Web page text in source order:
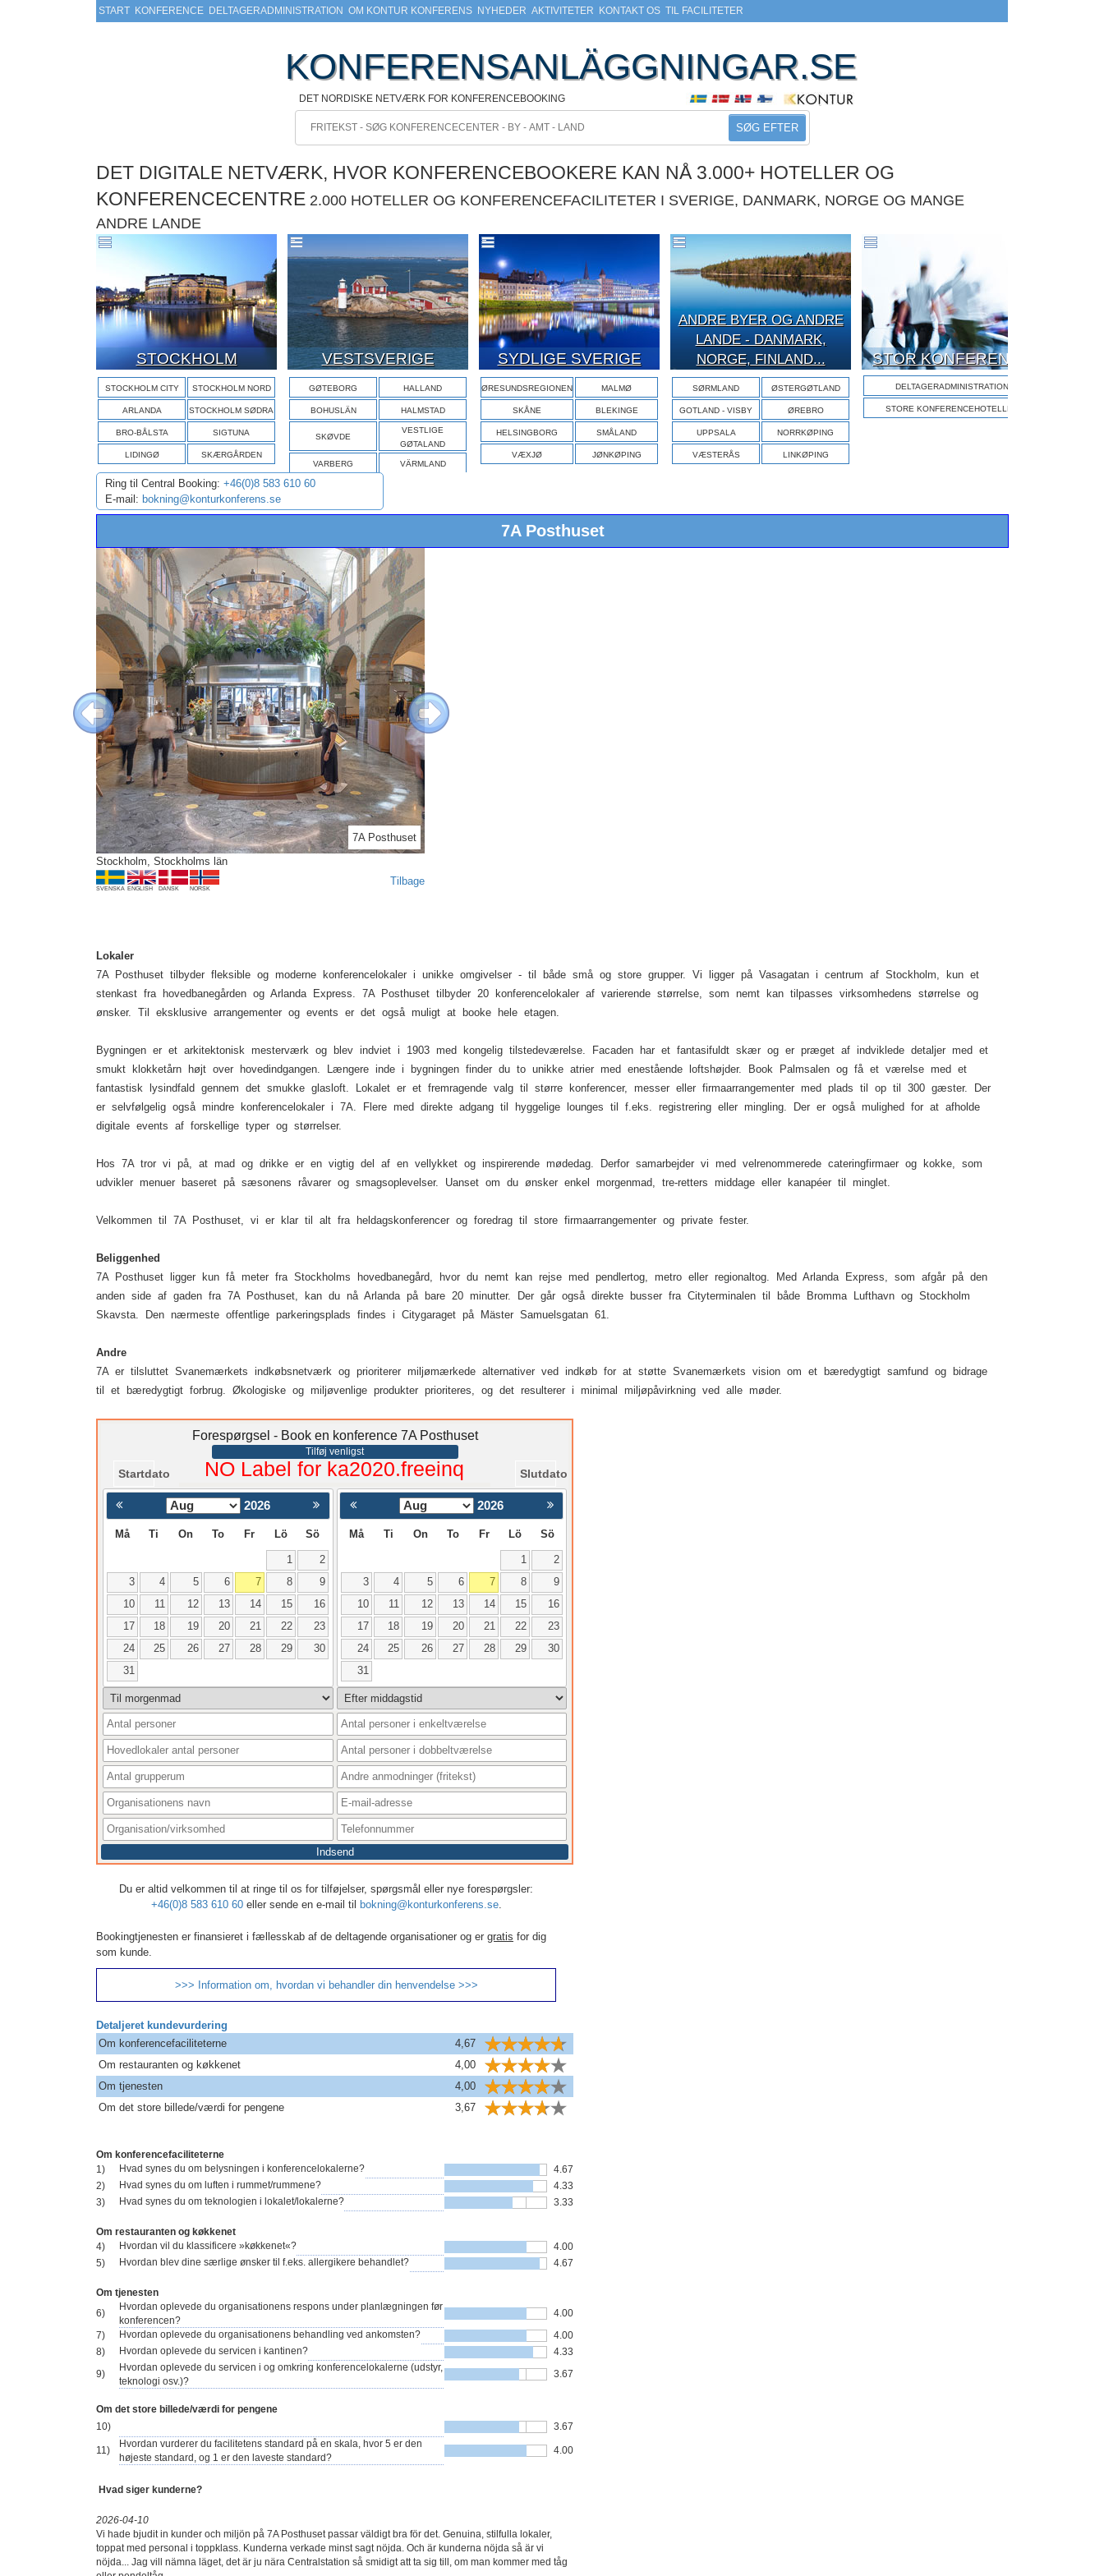
START KONFERENCE DELTAGERADMINISTRATION OM KONTUR KONFERENS NYHEDER AKTIVITETER KONTAKT OS TIL FACILITETER
KONFERENSANLÄGGNINGAR.SE
DET NORDISKE NETVÆRK FOR KONFERENCEBOOKING
SØG EFTER
DET DIGITALE NETVÆRK, HVOR KONFERENCEBOOKERE KAN NÅ 3.000+ HOTELLER OG
KONFERENCECENTRE 2.000 HOTELLER OG KONFERENCEFACILITETER I SVERIGE, DANMARK, NORGE OG MANGE
ANDRE LANDE
STOCKHOLM
STOCKHOLM CITY STOCKHOLM NORD
ARLANDA STOCKHOLM SØDRA
BRO-BÅLSTA SIGTUNA
LIDINGØ SKÆRGÅRDEN
VESTSVERIGE
GØTEBORG HALLAND
BOHUSLÄN HALMSTAD
SKØVDE
VESTLIGE
GØTALAND
VARBERG VÄRMLAND
SYDLIGE SVERIGE
ØRESUNDSREGIONEN MALMØ
SKÅNE BLEKINGE
HELSINGBORG SMÅLAND
VÆXJØ JØNKØPING
ANDRE BYER OG ANDRE
LANDE - DANMARK,
NORGE, FINLAND...
SØRMLAND ØSTERGØTLAND
GOTLAND - VISBY ØREBRO
UPPSALA NORRKØPING
VÆSTERÅS LINKØPING
STOR KONFERENCE
DELTAGERADMINISTRATION
STORE KONFERENCEHOTELLER
Ring til Central Booking: +46(0)8 583 610 60
E-mail: bokning@konturkonferens.se
7A Posthuset
Previous
7A Posthuset
Next
Stockholm, Stockholms län
SVENSKA ENGLISH DANSK NORSK
Tilbage
Lokaler
7A Posthuset tilbyder fleksible og moderne konferencelokaler i unikke omgivelser - til både små og store grupper. Vi ligger på Vasagatan i centrum af Stockholm, kun et
stenkast fra hovedbanegården og Arlanda Express. 7A Posthuset tilbyder 20 konferencelokaler af varierende størrelse, som nemt kan tilpasses virksomhedens størrelse og
ønsker. Til eksklusive arrangementer og events er det også muligt at booke hele etagen.
Bygningen er et arkitektonisk mesterværk og blev indviet i 1903 med kongelig tilstedeværelse. Facaden har et fantasifuldt skær og er præget af indviklede detaljer med et
smukt klokketårn højt over hovedindgangen. Længere inde i bygningen finder du to unikke atrier med enestående loftshøjder. Book Palmsalen og få et værelse med et
fantastisk lysindfald gennem det smukke glasloft. Lokalet er et fremragende valg til større konferencer, messer eller firmaarrangementer med plads til op til 300 gæster. Der
er selvfølgelig også mindre konferencelokaler i 7A. Flere med direkte adgang til hyggelige lounges til f.eks. registrering eller mingling. Der er også mulighed for at afholde
digitale events af forskellige typer og størrelser.
Hos 7A tror vi på, at mad og drikke er en vigtig del af en vellykket og inspirerende mødedag. Derfor samarbejder vi med velrenommerede cateringfirmaer og kokke, som
udvikler menuer baseret på sæsonens råvarer og smagsoplevelser. Uanset om du ønsker enkel morgenmad, tre-retters middage eller kanapéer til minglet.
Velkommen til 7A Posthuset, vi er klar til alt fra heldagskonferencer og foredrag til store firmaarrangementer og private fester.
Beliggenhed
7A Posthuset ligger kun få meter fra Stockholms hovedbanegård, hvor du nemt kan rejse med pendlertog, metro eller regionaltog. Med Arlanda Express, som afgår på den
anden side af gaden fra 7A Posthuset, kan du nå Arlanda på bare 20 minutter. Der går også direkte busser fra Cityterminalen til både Bromma Lufthavn og Stockholm
Skavsta. Den nærmeste offentlige parkeringsplads findes i Citygaraget på Mäster Samuelsgatan 61.
Andre
7A er tilsluttet Svanemærkets indkøbsnetværk og prioriterer miljømærkede alternativer ved indkøb for at støtte Svanemærkets vision om et bæredygtigt samfund og bidrage
til et bæredygtigt forbrug. Økologiske og miljøvenlige produkter prioriteres, og det resulterer i minimal miljøpåvirkning ved alle møder.
Forespørgsel - Book en konference 7A Posthuset
Tilføj venligst
Startdato NO Label for ka2020.freeinq Slutdato
2026
Må Ti On To Fr Lö Sö
1
2
3
4 5 6 7 8
9
10
11 12 13 14 15
16
17
18 19 20 21 22
23
24
25 26 27 28 29
30
31
< Föregående Nästa >
2026
Må Ti On To Fr Lö Sö
1
2
3
4 5 6 7 8
9
10
11 12 13 14 15
16
17
18 19 20 21 22
23
24
25 26 27 28 29
30
31
Indsend
Du er altid velkommen til at ringe til os for tilføjelser, spørgsmål eller nye forespørgsler:
+46(0)8 583 610 60eller sende en e-mail til bokning@konturkonferens.se.
Bookingtjenesten er finansieret i fællesskab af de deltagende organisationer og er gratis for dig
som kunde.
>>> Information om, hvordan vi behandler din henvendelse >>>
Detaljeret kundevurdering
Om konferencefaciliteterne
4,67
Om restauranten og køkkenet
4,00
Om tjenesten
4,00
Om det store billede/værdi for pengene
3,67
Om konferencefaciliteterne
1)
Hvad synes du om belysningen i konferencelokalerne?
4.67
2)
Hvad synes du om luften i rummet/rummene?
4.33
3)
Hvad synes du om teknologien i lokalet/lokalerne? 3.33
Om restauranten og køkkenet
4)
Hvordan vil du klassificere »køkkenet«?
4.00
5)
Hvordan blev dine særlige ønsker til f.eks. allergikere behandlet? 4.67
Om tjenesten
6)
Hvordan oplevede du organisationens respons under planlægningen før
konferencen?
4.00
7)
Hvordan oplevede du organisationens behandling ved ankomsten?
4.00
8)
Hvordan oplevede du servicen i kantinen?
4.33
9)
Hvordan oplevede du servicen i og omkring konferencelokalerne (udstyr,
teknologi osv.)?
3.67
Om det store billede/værdi for pengene
10)
3.67
11)
Hvordan vurderer du facilitetens standard på en skala, hvor 5 er den
højeste standard, og 1 er den laveste standard?
4.00
Hvad siger kunderne?
2026-04-10
Vi hade bjudit in kunder och miljön på 7A Posthuset passar väldigt bra för det. Genuina, stilfulla lokaler,
toppat med personal i toppklass. Kunderna verkade minst sagt nöjda. Och är kunderna nöjda så är vi
nöjda... Jag vill nämna läget, det är ju nära Centralstation så smidigt att ta sig till, om man kommer med tåg